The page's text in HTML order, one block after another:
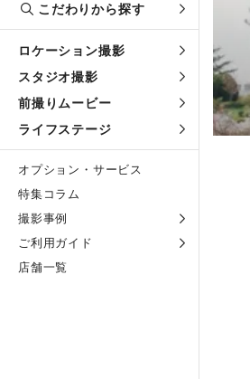
こだわりから探す
ロケーション撮影
スタジオ撮影
前撮りムービー
ライフステージ
オプション・サービス
特集コラム
撮影事例
ご利用ガイド
店舗一覧